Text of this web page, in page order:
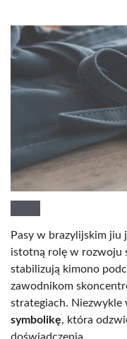
Pasy w brazylijskim jiu
istotną rolę w rozwoju
stabilizują kimono
zawodnikom
strategiach. Niezwykle
symbolikę, która